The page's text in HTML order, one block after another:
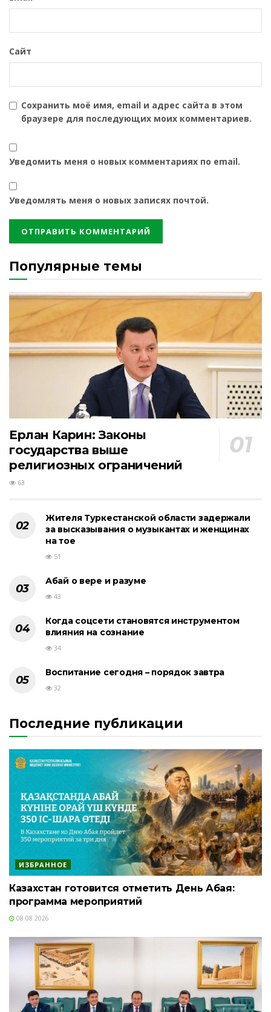
Сайт
Сохранить моё имя, email и адрес сайта в этом
браузере для последующих моих комментариев.
Уведомить меня о новых комментариях по email.
Уведомлять меня о новых записях почтой.
Популярные темы
Ерлан Карин: Законы
государства выше
религиозных ограничений
63
Жителя Туркестанской области задержали
за высказывания о музыкантах и женщинах
на тое
51
Абай о вере и разуме
43
Когда соцсети становятся инструментом
влияния на сознание
34
Воспитание сегодня – порядок завтра
32
Последние публикации
ИЗБРАННОЕ
Казахстан готовится отметить День Абая:
программа мероприятий
08.08.2026